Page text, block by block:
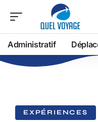
Administratif
EXPÉRIENCES